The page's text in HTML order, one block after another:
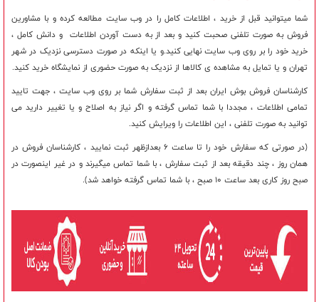
شما میتوانید قبل از خرید ، اطلاعات کامل را در وب سایت مطالعه کرده و با مشاورین
فروش به صورت تلفنی صحبت کنید و بعد از به دست آوردن اطلاعات و دانش کامل ،
خرید خود را بر روی وب سایت نهایی کنید.و یا اینکه در صورت دسترسی نزدیک در شهر
تهران و یا تمایل به مشاهده ی کالاها از نزدیک به صورت حضوری از نمایشگاه خرید کنید.
کارشناسان فروش بوش ایران بعد از ثبت سفارش شما بر روی وب سایت ، جهت تایید
تمامی اطلاعات ، مجددا با شما تماس گرفته و اگر نیاز به اصلاح و یا تغییر دارید می
توانید به صورت تلفنی ، این اطلاعات را ویرایش کنید.
(در صورتی که سفارش خود را تا ساعت 6 بعدازظهر ثبت نمایید ، کارشناسان فروش در
همان روز ، چند دقیقه بعد از ثبت سفارش ، با شما تماس میگیرند و در غیر اینصورت در
صبح روز کاری بعد ساعت 10 صبح ، با شما تماس گرفته خواهد شد).